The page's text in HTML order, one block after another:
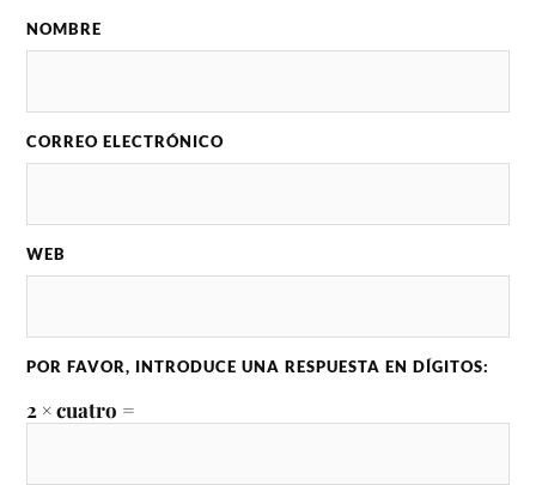
NOMBRE
CORREO ELECTRÓNICO
WEB
POR FAVOR, INTRODUCE UNA RESPUESTA EN DÍGITOS:
2 × cuatro =